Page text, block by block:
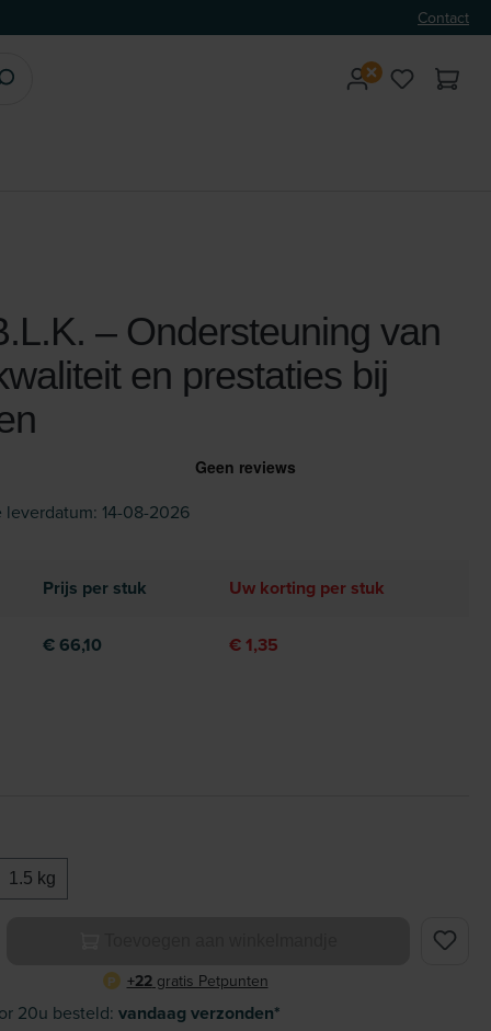
Contact
– Ondersteuning van
en prestaties bij
14-08-2026
Prijs per stuk Uw korting per stuk
€ 66,10 € 1,35
1.5 kg
Voer de gewenste hoeveelheid in of gebruik de
P +22gratis Petpunten
20u besteld: vandaag verzonden*